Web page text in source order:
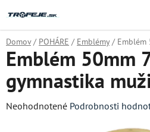
na
obsah
Domov / POHÁRE / Emblémy / Emblém
Emblém 50mm
gymnastika
Priemerné
Neohodnotené Podrobnosti